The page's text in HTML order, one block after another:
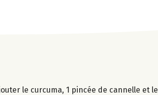
le curcuma, 1 pincée de cannelle et le